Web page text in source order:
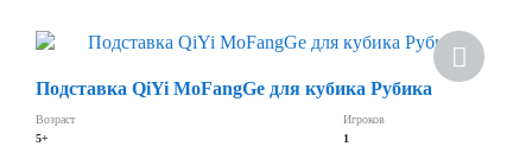
Подставка QiYi MoFangGe для кубика Рубика
Возраст
5+
Игроков
1